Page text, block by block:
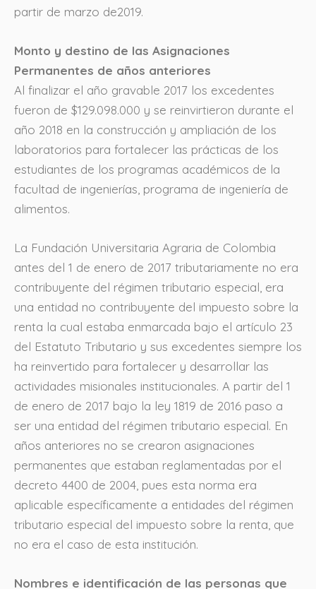
partir de marzo de2019.
Monto y destino de las Asignaciones
Permanentes de años anteriores
Al finalizar el año gravable 2017 los excedentes
fueron de $129.098.000 y se reinvirtieron durante el
año 2018 en la construcción y ampliación de los
laboratorios para fortalecer las prácticas de los
estudiantes de los programas académicos de la
facultad de ingenierías, programa de ingeniería de
alimentos.
La Fundación Universitaria Agraria de Colombia
antes del 1 de enero de 2017 tributariamente no era
contribuyente del régimen tributario especial, era
una entidad no contribuyente del impuesto sobre la
renta la cual estaba enmarcada bajo el artículo 23
del Estatuto Tributario y sus excedentes siempre los
ha reinvertido para fortalecer y desarrollar las
actividades misionales institucionales. A partir del 1
de enero de 2017 bajo la ley 1819 de 2016 paso a
ser una entidad del régimen tributario especial. En
años anteriores no se crearon asignaciones
permanentes que estaban reglamentadas por el
decreto 4400 de 2004, pues esta norma era
aplicable específicamente a entidades del régimen
tributario especial del impuesto sobre la renta, que
no era el caso de esta institución.
Nombres e identificación de las personas que